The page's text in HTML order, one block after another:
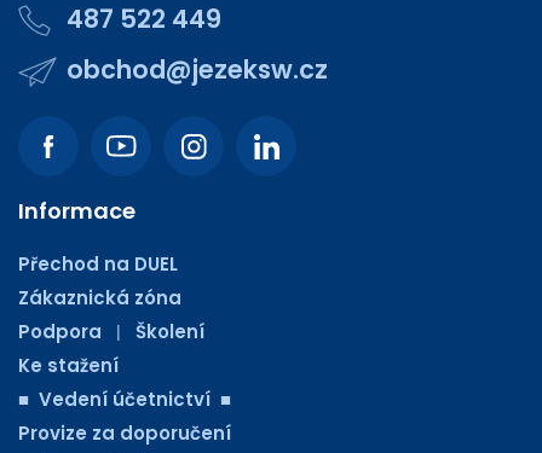
487 522 449
obchod@jezeksw.cz
Informace
Přechod na DUEL
Zákaznická zóna
Podpora
| Školení
Ke stažení
■ Vedení účetnictví ■
Provize za doporučení